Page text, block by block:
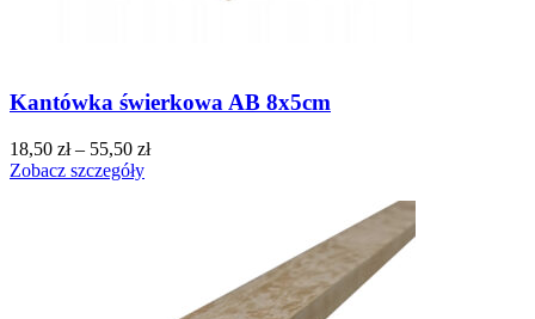
Kantówka świerkowa AB 8x5cm
18,50 zł– 55,50 zł
Zobacz szczegóły